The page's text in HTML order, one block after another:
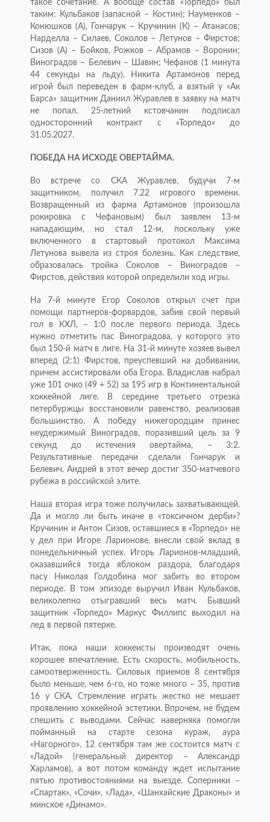
такое сочетание. А вообще состав «Торпедо» был
таким: Кульбаков (запасной – Костин); Науменков –
Конюшков (А), Гончарук – Кручинин (К) – Атанасов;
Нарделла – Силаев, Соколов – Летунов – Фирстов;
Сизов (А) – Бойков, Рожков – Абрамов – Воронин;
Виноградов – Белевич – Шавин; Чефанов (1 минута
44 секунды на льду). Никита Артамонов перед
игрой был переведен в фарм-клуб, а взятый у «Ак
Барса» защитник Даниил Журавлев в заявку на матч
не попал. 25-летний кстовчанин подписал
односторонний контракт с «Торпедо» до
31.05.2027.
ПОБЕДА НА ИСХОДЕ ОВЕРТАЙМА.
Во встрече со СКА Журавлев, будучи 7-м
защитником, получил 7.22 игрового времени.
Возвращенный из фарма Артамонов (произошла
рокировка с Чефановым) был заявлен 13-м
нападающим, но стал 12-м, поскольку уже
включенного в стартовый протокол Максима
Летунова вывела из строя болезнь. Как следствие,
образовалась тройка Соколов – Виноградов –
Фирстов, действия которой определили ход игры.
На 7-й минуте Егор Соколов открыл счет при
помощи партнеров-форвардов, забив свой первый
гол в КХЛ, – 1:0 после первого периода. Здесь
нужно отметить пас Виноградова, у которого это
был 150-й матч в лиге. На 31-й минуте хозяев вывел
вперед (2:1) Фирстов, преуспевший на добивании,
причем ассистировали оба Егора. Владислав набрал
уже 101 очко (49 + 52) за 195 игр в Континентальной
хоккейной лиге. В середине третьего отрезка
петербуржцы восстановили равенство, реализовав
большинство. А победу нижегородцам принес
неудержимый Виноградов, поразивший цель за 9
секунд до истечения овертайма, – 3:2.
Результативные передачи сделали Гончарук и
Белевич. Андрей в этот вечер достиг 350-матчевого
рубежа в российской элите.
Наша вторая игра тоже получилась захватывающей.
Да и могло ли быть иначе в «токсичном дерби»?
Кручинин и Антон Сизов, оставшиеся в «Торпедо» не
у дел при Игоре Ларионове, внесли свой вклад в
понедельничный успех. Игорь Ларионов-младший,
оказавшийся тогда яблоком раздора, благодаря
пасу Николая Голдобина мог забить во втором
периоде. В том эпизоде выручил Иван Кульбаков,
великолепно отыгравший весь матч. Бывший
защитник «Торпедо» Маркус Филлипс выходил на
лед в первой пятерке.
Итак, пока наши хоккеисты производят очень
хорошее впечатление. Есть скорость, мобильность,
самоотверженность. Силовых приемов 8 сентября
было меньше, чем 6-го, но тоже много – 35, против
16 у СКА. Стремление играть жестко не мешает
проявлению хоккейной эстетики. Впрочем, не будем
спешить с выводами. Сейчас наверняка помогли
пойманный на старте сезона кураж, аура
«Нагорного». 12 сентября там же состоится матч с
«Ладой» (генеральный директор – Александр
Харламов), а вот потом команду ждет испытание
пятью противостояниями на выезде. Соперники –
«Спартак», «Сочи», «Лада», «Шанхайские Драконы» и
минское «Динамо».